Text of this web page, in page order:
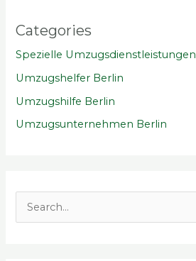
Categories
Spezielle Umzugsdienstleistungen
Umzugshelfer Berlin
Umzugshilfe Berlin
Umzugsunternehmen Berlin